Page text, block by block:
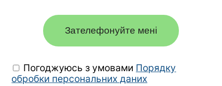
Зателефонуйте мені
Погоджуюсь з умовами Порядку
обробки персональних даних